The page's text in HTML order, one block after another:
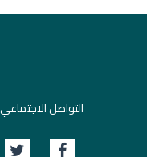
التواصل الاجتماعي